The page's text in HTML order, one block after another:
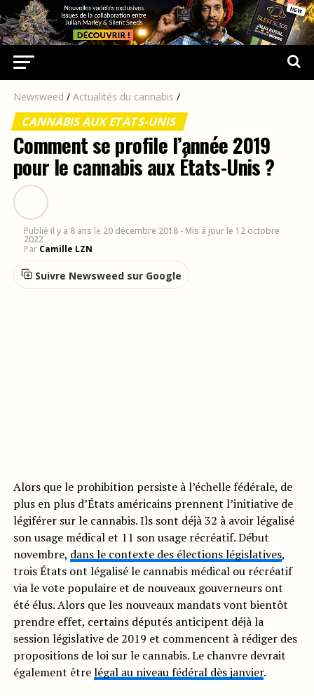
Newsweed / Actualités du cannabis /
CANNABIS AUX ETATS-UNIS
Comment se profile l’année 2019
pour le cannabis aux États-Unis ?
Publié il y a 8 ans le 20 décembre 2018 - Mis à jour le 12 octobre
2022
Par Camille LZN
Suivre Newsweed sur Google
Alors que le prohibition persiste à l’échelle fédérale, de
plus en plus d’États américains prennent l’initiative de
légiférer sur le cannabis. Ils sont déjà 32 à avoir légalisé
son usage médical et 11 son usage récréatif. Début
novembre, dans le contexte des élections législatives,
trois États ont légalisé le cannabis médical ou récréatif
via le vote populaire et de nouveaux gouverneurs ont
été élus. Alors que les nouveaux mandats vont bientôt
prendre effet, certains députés anticipent déjà la
session législative de 2019 et commencent à rédiger des
propositions de loi sur le cannabis. Le chanvre devrait
également êtrelégal au niveau fédéral dès janvier.